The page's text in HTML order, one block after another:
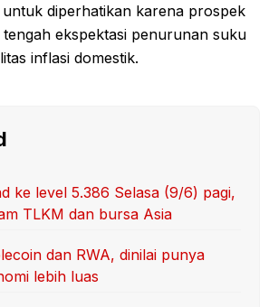
diperhatikan karena prospek
ekspektasi penurunan suku
inflasi domestik.
ke level 5.386 Selasa (9/6) pagi,
TLKM dan bursa Asia
dan RWA, dinilai punya
lebih luas